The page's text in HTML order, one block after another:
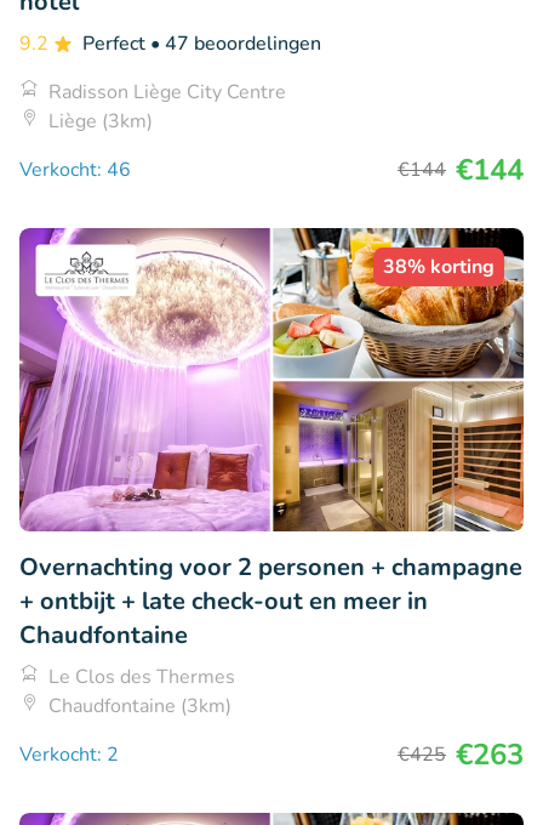
9.2 Perfect • 47 beoordelingen
Radisson Liège City Centre
Liège (3km)
Verkocht: 46
€144 €144
38% korting
Overnachting voor 2 personen + champagne
+ ontbijt + late check-out en meer in
Chaudfontaine
Le Clos des Thermes
Chaudfontaine (3km)
Verkocht: 2
€425 €263